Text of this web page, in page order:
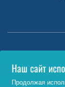
http://
Наш сайт
Продолжая